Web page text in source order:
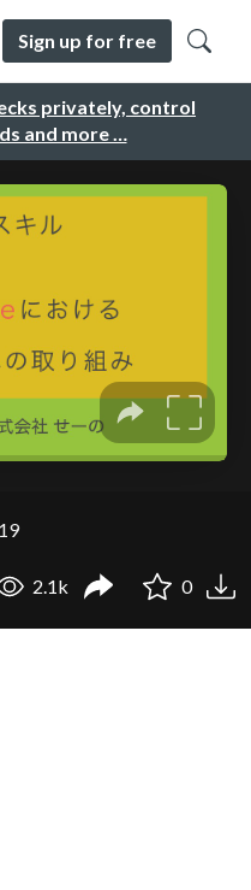
privately, control
and more …
Sign up for free
2.1k 0